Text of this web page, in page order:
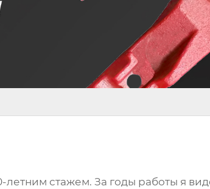
летним стажем. За годы работы я